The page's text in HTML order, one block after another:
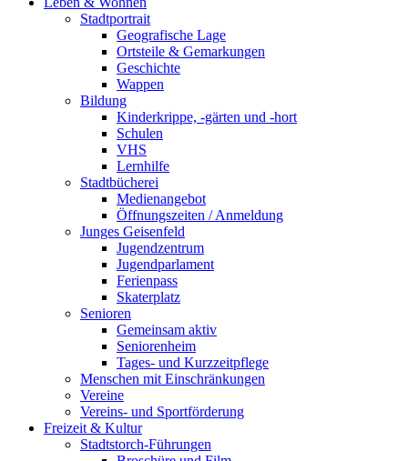
Stadtportrait
Geografische Lage
Ortsteile & Gemarkungen
Geschichte
Wappen
Bildung
Kinderkrippe, -gärten und -hort
Schulen
VHS
Lernhilfe
Stadtbücherei
Medienangebot
Öffnungszeiten / Anmeldung
Junges Geisenfeld
Jugendzentrum
Jugendparlament
Ferienpass
Skaterplatz
Senioren
Gemeinsam aktiv
Seniorenheim
Tages- und Kurzzeitpflege
Menschen mit Einschränkungen
Vereine
Vereins- und Sportförderung
Freizeit & Kultur
Stadtstorch-Führungen